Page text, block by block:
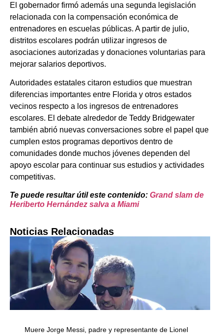
El gobernador firmó además una segunda legislación
relacionada con la compensación económica de
entrenadores en escuelas públicas. A partir de julio,
distritos escolares podrán utilizar ingresos de
asociaciones autorizadas y donaciones voluntarias para
mejorar salarios deportivos.
Autoridades estatales citaron estudios que muestran
diferencias importantes entre Florida y otros estados
vecinos respecto a los ingresos de entrenadores
escolares. El debate alrededor de Teddy Bridgewater
también abrió nuevas conversaciones sobre el papel que
cumplen estos programas deportivos dentro de
comunidades donde muchos jóvenes dependen del
apoyo escolar para continuar sus estudios y actividades
competitivas.
Te puede resultar útil este contenido: Grand slam de
Heriberto Hernández salva a Miami
Noticias Relacionadas
Muere Jorge Messi, padre y representante de Lionel